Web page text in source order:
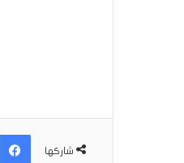
شاركها